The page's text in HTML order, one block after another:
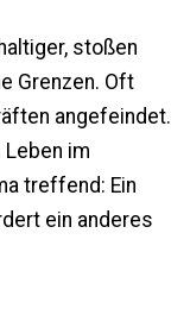
stoßen
Grenzen. Oft
angefeindet.
im
treffend: Ein
ein anderes